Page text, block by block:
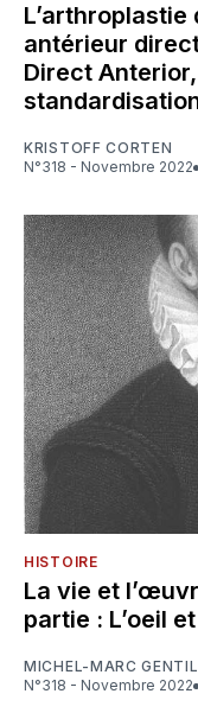
antérieur
Direct
KRISTOFF CORTEN
N°318 - Novembre 2022
HISTOIRE
La vie et
partie : L’oeil
MICHEL-MARC
N°318 - Novembre 2022